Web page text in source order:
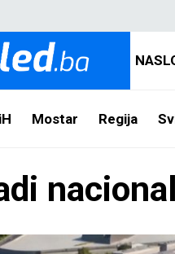
Mostar Regija